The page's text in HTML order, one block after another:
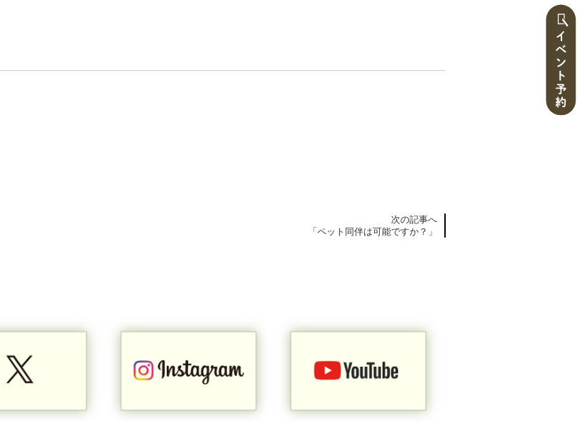
次の記事へ
「ペット同伴は可能ですか？」